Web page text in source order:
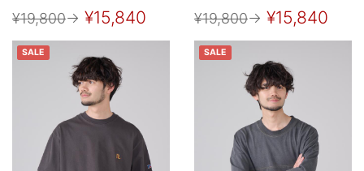
¥19,800→ ¥15,840 ¥19,800→ ¥15,840
SALE SALE